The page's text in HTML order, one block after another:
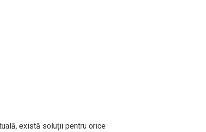
există soluții pentru orice